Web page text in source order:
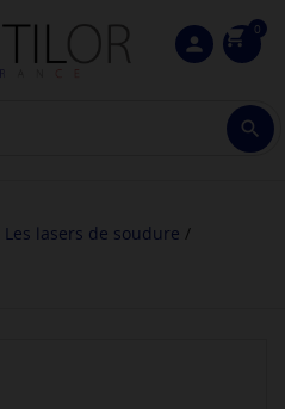
person shopping_cart 0

Les lasers de soudure